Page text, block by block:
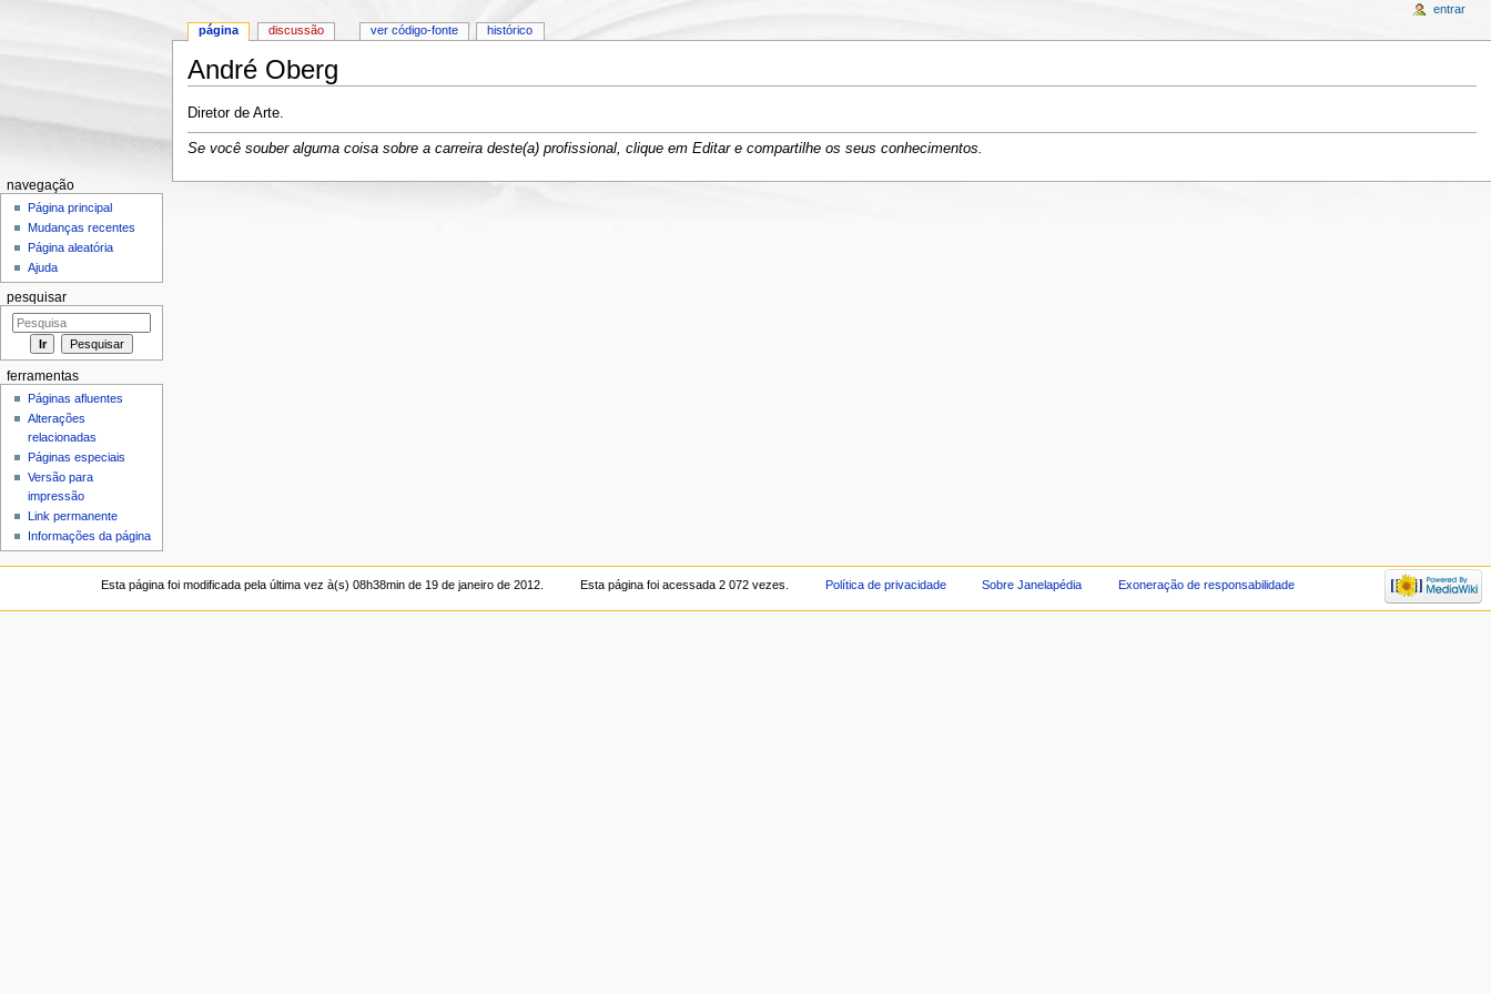
André Oberg
Diretor de Arte.
Se você souber alguma coisa sobre a carreira deste(a) profissional, clique em Editar e compartilhe os seus conhecimentos.
página discussão ver código-fonte histórico
entrar
navegação
Página principal
Mudanças recentes
Página aleatória
Ajuda
pesquisar
ferramentas
Páginas afluentes
Alterações
relacionadas
Páginas especiais
Versão para
impressão
Link permanente
Informações da página
Esta página foi modificada pela última vez à(s) 08h38min de 19 de janeiro de 2012. Esta página foi acessada 2 072 vezes. Política de privacidade Sobre Janelapédia Exoneração de responsabilidade